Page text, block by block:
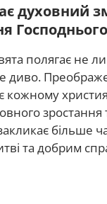
духовний
Господнього
полягає не
диво.
кожному
більше
та добрим